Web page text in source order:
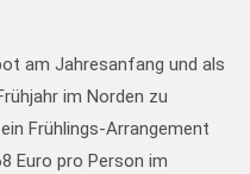
am Jahresanfang und als
im Norden zu
Frühlings-Arrangement
Euro pro Person im